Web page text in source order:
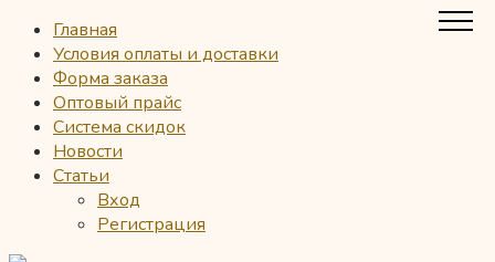
Главная
Условия оплаты и доставки
Форма заказа
Оптовый прайс
Система скидок
Новости
Статьи
Вход
Регистрация